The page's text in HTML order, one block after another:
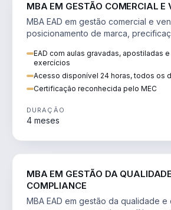
MBA EM GESTÃO COMERCIAL E
MBA EAD em gestão comercial e
posicionamento de marca,
EAD com aulas gravadas, apostiladas
exercícios
Acesso disponível 24 horas, todos os
Certificação reconhecida pelo MEC
DURAÇÃO
4 meses
MBA EM GESTÃO DA
COMPLIANCE
MBA EAD em gestão da qualidade e